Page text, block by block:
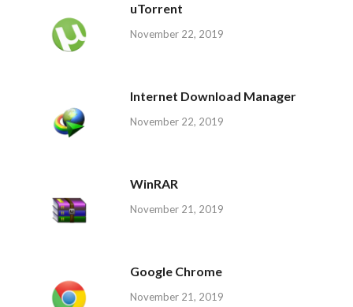
uTorrent
November 22, 2019
Internet Download Manager
November 22, 2019
WinRAR
November 21, 2019
Google Chrome
November 21, 2019